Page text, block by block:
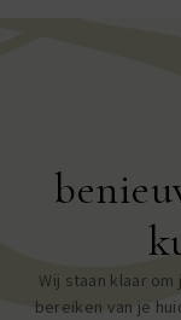
Wij staan klaar
bereiken van je